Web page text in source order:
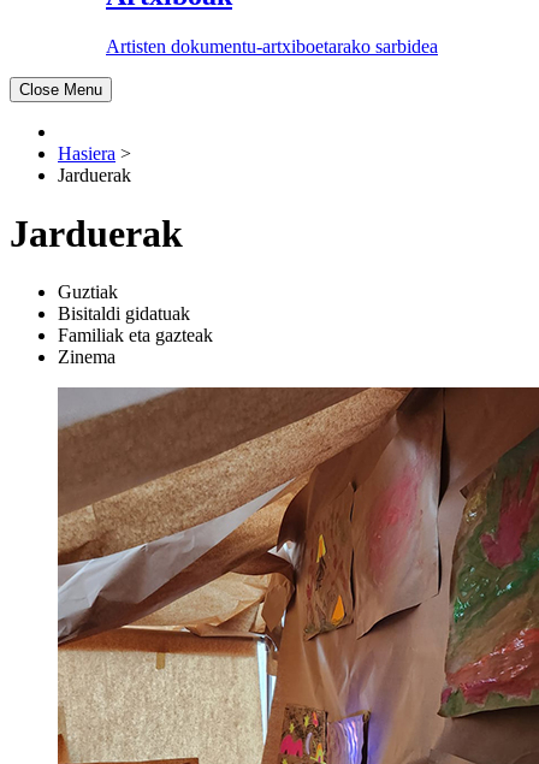
Artisten dokumentu-artxiboetarako sarbidea
Close Menu
Hasiera >
Jarduerak
Jarduerak
Guztiak
Bisitaldi gidatuak
Familiak eta gazteak
Zinema